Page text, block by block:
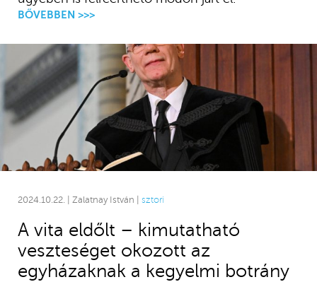
BŐVEBBEN >>>
2024.10.22. | Zalatnay István | sztori
A vita eldőlt – kimutatható
veszteséget okozott az
egyházaknak a kegyelmi botrány